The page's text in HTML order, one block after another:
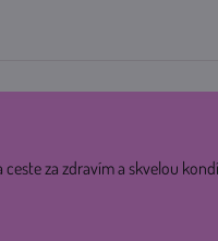
ceste za zdravím a skvelou